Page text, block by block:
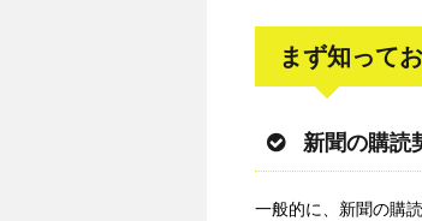
まず知って
新聞の購読
一般的に、新聞の購